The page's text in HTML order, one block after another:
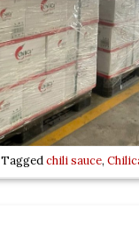
Taggedchili sauce,